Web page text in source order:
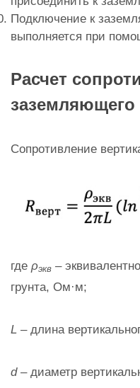
Подключение к
выполняется при
Расчет
заземляющего
Сопротивление
где ρэкв –
грунта, Ом·м;
L – длина
d– диаметр